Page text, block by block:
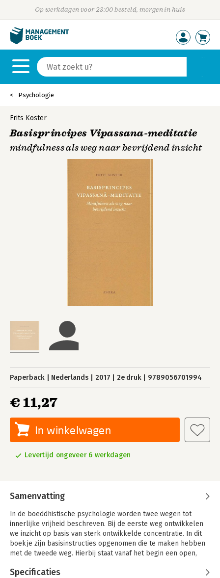
Op werkdagen voor 23:00 besteld, morgen in huis
Psychologie
Frits Koster
Basisprincipes Vipassana-meditatie
mindfulness als weg naar bevrijdend inzicht
Paperback Nederlands 2017 2e druk 9789056701994
€ 11,27
In winkelwagen
Levertijd ongeveer 6 werkdagen
Samenvatting
In de boeddhistische psychologie worden twee wegen tot
innerlijke vrijheid beschreven. Bij de eerste weg ontwikkelen
we inzicht op basis van sterk ontwikkelde concentratie. In dit
boekje zijn basisinstructies opgenomen die te maken hebben
met de tweede weg. Hierbij staat vanaf het begin een open,
opmerkzaamheid of mindfulness wordt genoemd.
Specificaties